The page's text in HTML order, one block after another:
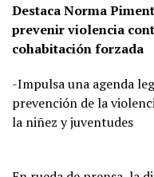
Destaca Norma
prevenir violencia
cohabitación forzada
-Impulsa una agenda
prevención de la
la niñez y juventudes